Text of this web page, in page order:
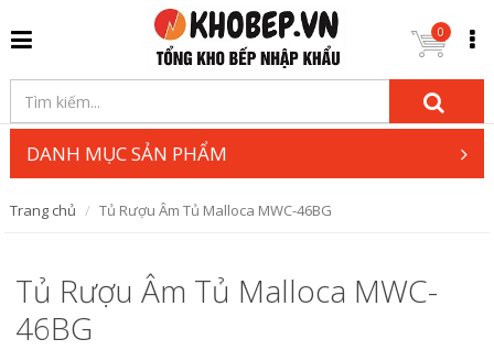
0
DANH MỤC SẢN PHẨM
Trang chủ Tủ Rượu Âm Tủ Malloca MWC-46BG
Tủ Rượu Âm Tủ Malloca MWC-
46BG